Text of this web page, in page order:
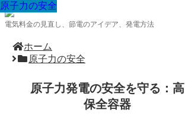
電気料金の見直し、節電のアイデア、発電方法
ホーム
原子力の安全
原子力発電の安全を守る：高
保全容器
原子力の安全
原子力の安全
原子力の安全
原子力の安全
原子力の安全
原子力の安全
原子力の安全
原子力の安全
原子力の安全